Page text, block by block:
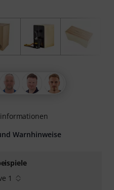
1
Warnhinweise